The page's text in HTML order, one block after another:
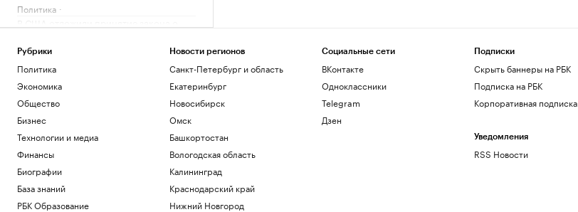
Политика
Крипто
Рубрики
Политика
Экономика
Общество
Бизнес
Технологии и медиа
Финансы
Биографии
База знаний
РБК Образование
Новости регионов
Санкт-Петербург и область
Екатеринбург
Новосибирск
Омск
Башкортостан
Вологодская область
Калининград
Краснодарский край
Нижний Новгород
Социальные сети
ВКонтакте
Одноклассники
Telegram
Дзен
Подписки
Скрыть баннеры на РБК
Подписка на РБК
Корпоративная подписка
Уведомления
RSS Новости